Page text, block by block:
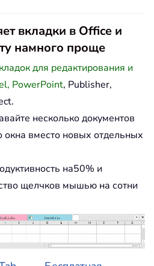
вкладки в Office и
намного проще
для редактирования и
PowerPoint, Publisher,
несколько документов
окна вместо новых отдельных
на50% и
щелчков мышью на сотни